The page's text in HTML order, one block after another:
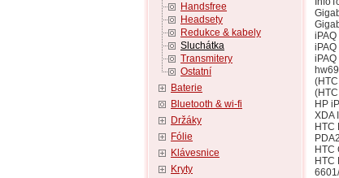
Handsfree
Headsety
Redukce & kabely
Sluchátka
Transmitery
Ostatní
Baterie
Bluetooth & wi-fi
Držáky
Fólie
Klávesnice
Kryty